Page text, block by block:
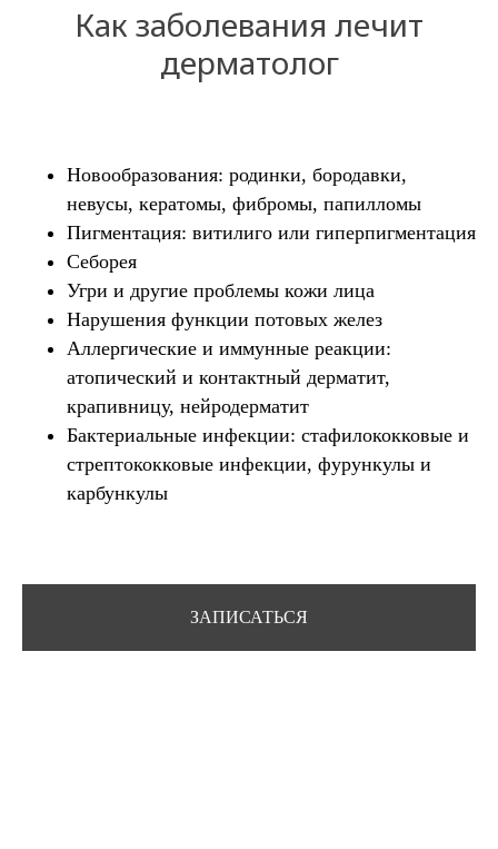
Как заболевания лечит
дерматолог
Новообразования: родинки, бородавки,
невусы, кератомы, фибромы, папилломы
Пигментация: витилиго или гиперпигментация
Себорея
Угри и другие проблемы кожи лица
Нарушения функции потовых желез
Аллергические и иммунные реакции:
атопический и контактный дерматит,
крапивницу, нейродерматит
Бактериальные инфекции: стафилококковые и
стрептококковые инфекции, фурункулы и
карбункулы
ЗАПИСАТЬСЯ